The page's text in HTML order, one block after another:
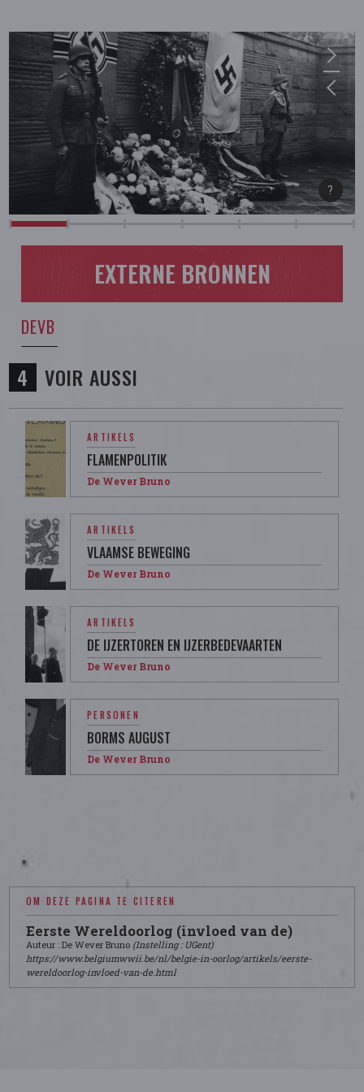
EXTERNE BRONNEN
DEVB
VOIR AUSSI
ARTIKELS
FLAMENPOLITIK
De Wever Bruno
ARTIKELS
VLAAMSE BEWEGING
De Wever Bruno
ARTIKELS
DE IJZERTOREN EN IJZERBEDEVAARTEN
De Wever Bruno
PERSONEN
BORMS AUGUST
De Wever Bruno
OM DEZE PAGINA TE CITEREN
Eerste Wereldoorlog (invloed van de)
Auteur : De Wever Bruno (Instelling : UGent)
https://www.belgiumwwii.be/nl/belgie-in-oorlog/artikels/eerste-
wereldoorlog-invloed-van-de.html